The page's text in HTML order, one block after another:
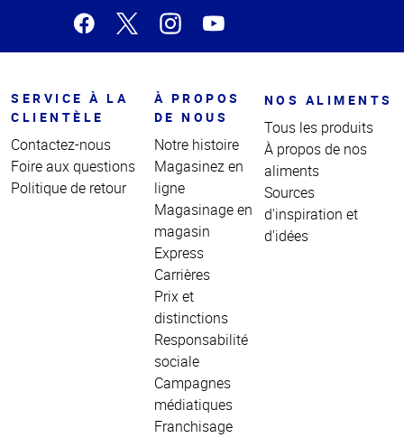
SERVICE À LA
CLIENTÈLE
Contactez-nous
Foire aux questions
Politique de retour
À PROPOS
DE NOUS
Notre histoire
Magasinez en
ligne
Magasinage en
magasin
Express
Carrières
Prix et
distinctions
Responsabilité
sociale
Campagnes
médiatiques
Franchisage
NOS ALIMENTS
Tous les produits
À propos de nos
aliments
Sources
d'inspiration et
d'idées